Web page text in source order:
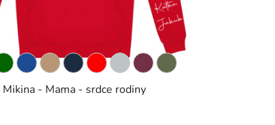
Mikina - Mama - srdce rodiny